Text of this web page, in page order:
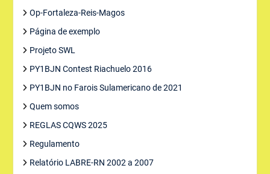
Op-Fortaleza-Reis-Magos
Página de exemplo
Projeto SWL
PY1BJN Contest Riachuelo 2016
PY1BJN no Farois Sulamericano de 2021
Quem somos
REGLAS CQWS 2025
Regulamento
Relatório LABRE-RN 2002 a 2007